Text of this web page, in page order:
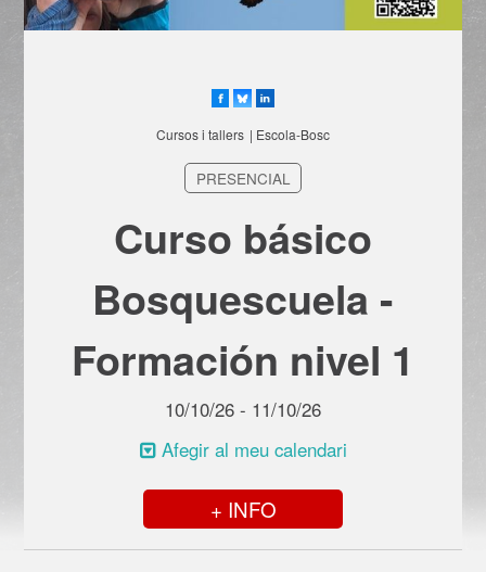
Cursos i tallers | Escola-Bosc
PRESENCIAL
Curso básico
Bosquescuela -
Formación nivel 1
10/10/26 - 11/10/26
Afegir al meu calendari
+ INFO